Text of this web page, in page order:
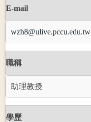
E-mail
wzh8@ulive.pccu.edu.tw
職稱
助理教授
學歷